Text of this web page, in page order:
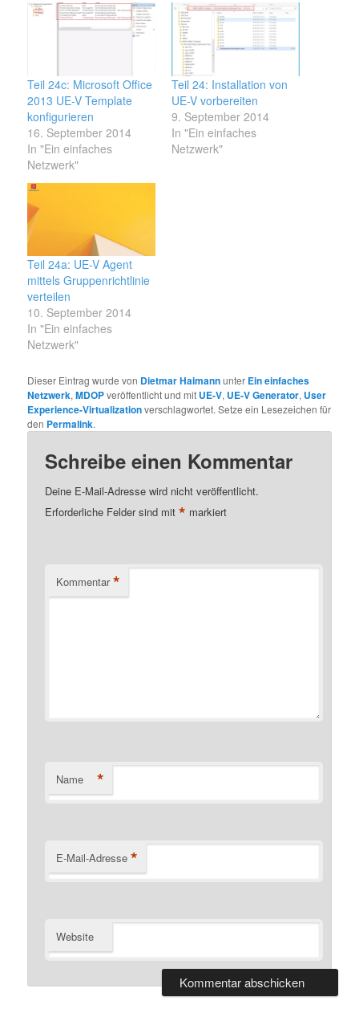
Teil 24c: Microsoft Office
2013 UE-V Template
konfigurieren
16. September 2014
In "Ein einfaches
Netzwerk"
Teil 24: Installation von
UE-V vorbereiten
9. September 2014
In "Ein einfaches
Netzwerk"
Teil 24a: UE-V Agent
mittels Gruppenrichtlinie
verteilen
10. September 2014
In "Ein einfaches
Netzwerk"
Dieser Eintrag wurde von Dietmar Haimannunter Ein einfaches
Netzwerk,MDOPveröffentlicht und mit UE-V, UE-V Generator, User
Experience-Virtualizationverschlagwortet. Setze ein Lesezeichen für
den Permalink.
Schreibe einen Kommentar
Deine E-Mail-Adresse wird nicht veröffentlicht.
Erforderliche Felder sind mit* markiert
Kommentar *
Name *
E-Mail-Adresse *
Website